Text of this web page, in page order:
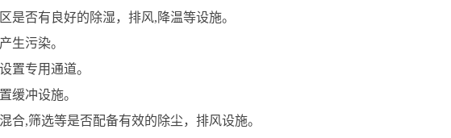
是否有良好的除湿，排风,降温等设施。
生污染。
置专用通道。
缓冲设施。
合,筛选等是否配备有效的除尘，排风设施。